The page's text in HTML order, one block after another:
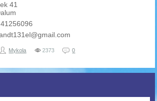
41
Mykola 2373 0